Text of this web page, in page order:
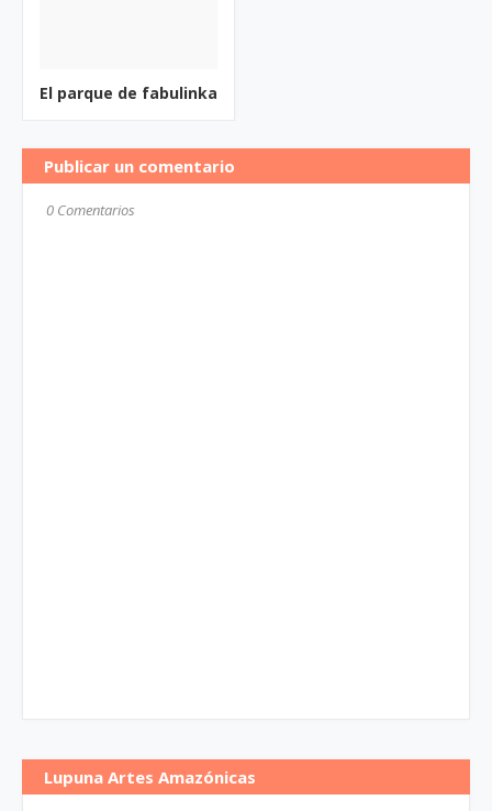
El parque de fabulinka
Publicar un comentario
0 Comentarios
Lupuna Artes Amazónicas